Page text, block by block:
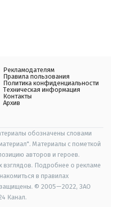
Рекламодателям
Правила пользования
Политика конфиденциальности
Техническая информация
Контакты
Архив
обозначены словами
Материалы с пометкой
авторов и героев.
взглядов. Подробнее о рекламе
в правилах
защищены. © 2005—2022, ЗАО
Канал.